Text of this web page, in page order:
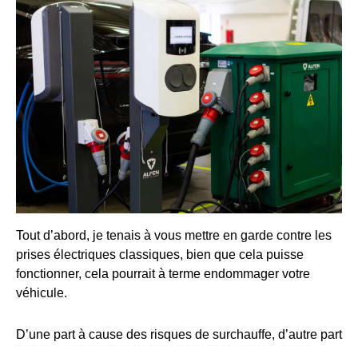
Tout d’abord, je tenais à vous mettre en garde contre les
prises électriques classiques, bien que cela puisse
fonctionner, cela pourrait à terme endommager votre
véhicule.
D’une part à cause des risques de surchauffe, d’autre part